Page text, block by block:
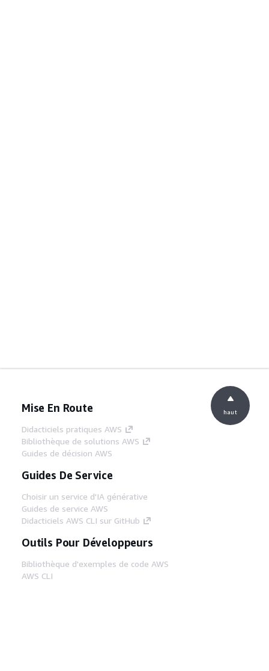
Mise En Route
Didacticiels pratiques AWS
Bibliothèque de solutions AWS
Guides de décision AWS
Guides De Service
Choisir un service d'IA générative
Guides de service AWS
Didacticiels AWS CLI sur GitHub
Outils Pour Développeurs
Bibliothèque d'exemples de code AWS
AWS CLI
haut